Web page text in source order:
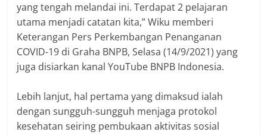
yang tengah melandai ini. Terdapat 2 pelajaran
utama menjadi catatan kita,” Wiku memberi
Keterangan Pers Perkembangan Penanganan
COVID-19 di Graha BNPB, Selasa (14/9/2021) yang
juga disiarkan kanal YouTube BNPB Indonesia.
Lebih lanjut, hal pertama yang dimaksud ialah
dengan sungguh-sungguh menjaga protokol
kesehatan seiring pembukaan aktivitas sosial